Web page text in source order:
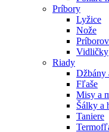
Príbory
Lyžice
Nože
Vidličky
Riady
Džbány
Fľaše
Misy a
Šálky a
Taniere